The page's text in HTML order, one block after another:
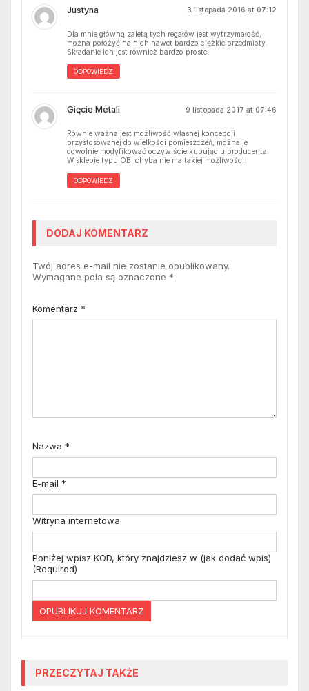
Justyna 3 listopada 2016 at 07:12
Dla mnie główną zaletą tych regałów jest wytrzymałość,
można położyć na nich nawet bardzo ciężkie przedmioty.
Składanie ich jest również bardzo proste.
ODPOWIEDZ
Gięcie Metali 9 listopada 2017 at 07:46
Równie ważna jest możliwość własnej koncepcji
przystosowanej do wielkości pomieszczeń, można je
dowolnie modyfikować oczywiście kupując u producenta.
W sklepie typu OBI chyba nie ma takiej możliwości.
ODPOWIEDZ
DODAJ KOMENTARZ
Twój adres e-mail nie zostanie opublikowany.
Wymagane pola są oznaczone *
Komentarz *
Nazwa *
E-mail *
Witryna internetowa
Poniżej wpisz KOD, który znajdziesz w (jak dodać wpis)
(Required)
PRZECZYTAJ TAKŻE